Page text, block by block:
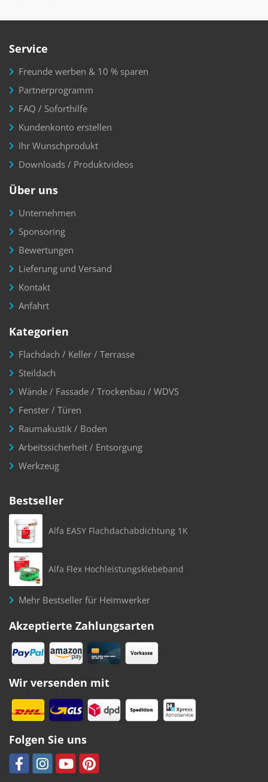
Service
Freunde werben & 10 % sparen
Partnerprogramm
FAQ / Soforthilfe
Kundenkonto erstellen
Ihr Wunschprodukt
Downloads / Produktvideos
Über uns
Unternehmen
Sponsoring
Bewertungen
Lieferung und Versand
Kontakt
Anfahrt
Kategorien
Flachdach / Keller / Terrasse
Steildach
Wände / Fassade / Trockenbau / WDVS
Fenster / Türen
Raumakustik / Boden
Arbeitssicherheit / Entsorgung
Werkzeug
Bestseller
Alfa EASY Flachdachabdichtung 1K
Alfa Flex Hochleistungsklebeband
Mehr Bestseller für Heimwerker
Akzeptierte Zahlungsarten
Wir versenden mit
Folgen Sie uns